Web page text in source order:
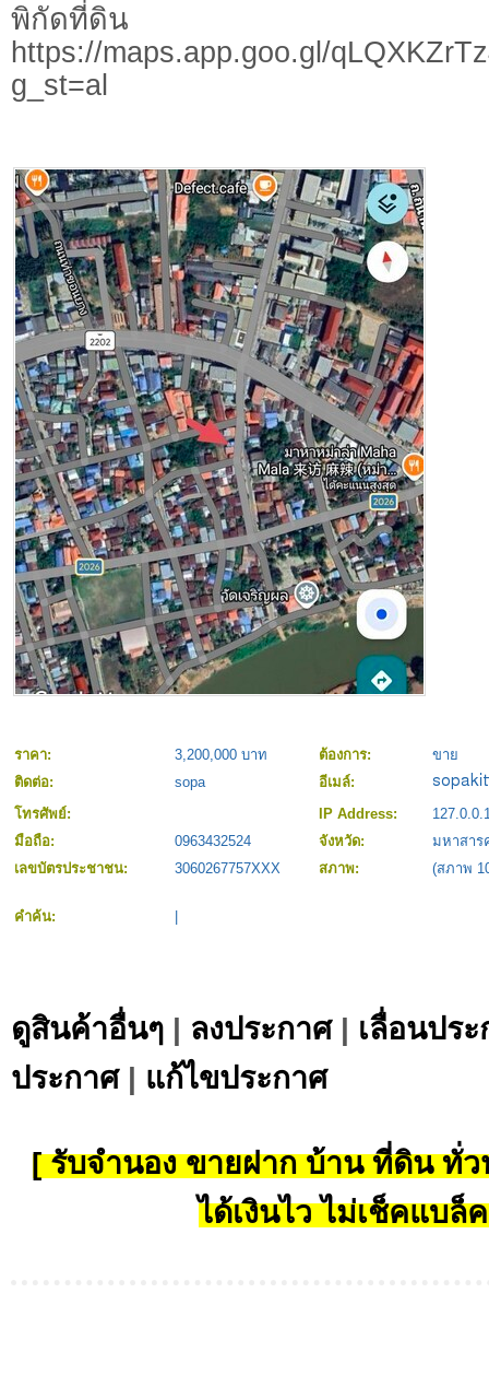
พิกัดที่ดิน
https://maps.app.goo.gl/
g_st=al
ราคา: 3,200,000 บาท ต้องการ:
ขาย
ติดต่อ:
sopa
อีเมล์:
โทรศัพย์:
IP Address:
มือถือ:
0963432524 จังหวัด:
มหาสาร
เลขบัตรประชาชน:
3060267757XXX สภาพ: (สภาพ
คำค้น:
ดูสินค้าอื่นๆ | ลงประกาศ| เลื่อนปร
ประกาศ| แก้ไขประกาศ
[ รับจำนอง ขายฝาก บ้าน ที่ดิน ทั่ว
ได้เงินไว ไม่เช็คแบล็